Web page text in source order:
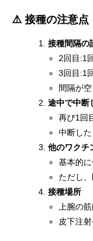
⚠️ 接種の注意点
接種間隔の
2回目:1
3回目:1
間隔が
途中で中断
再び1回
中断し
他のワクチ
基本的
ただし
接種場所
上腕の
皮下注